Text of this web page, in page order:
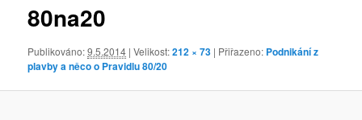
80na20
Publikováno:9.5.2014 | Velikost:212 × 73 | Přiřazeno: Podnikání z
plavby a něco o Pravidlu 80/20